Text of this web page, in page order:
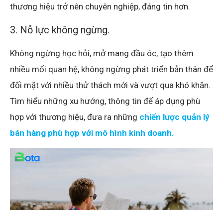
thương hiệu trở nên chuyên nghiệp, đáng tin hơn.
3. Nỗ lực không ngừng.
Không ngừng học hỏi, mở mang đầu óc, tạo thêm
nhiều mối quan hệ, không ngừng phát triển bản thân để
đối mặt với nhiều thử thách mới và vượt qua khó khăn.
Tìm hiểu những xu hướng, thông tin để áp dụng phù
hợp với thương hiệu, đưa ra những chiến lược quản lý
bán hàng phù hợp với mô hình kinh doanh.